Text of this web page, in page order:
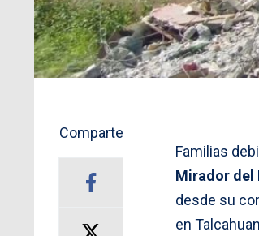
Comparte
Familias
Mirador del
desde su
en